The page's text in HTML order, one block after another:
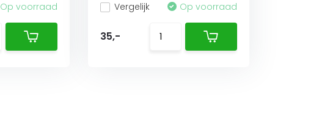
Op voorraad Vergelijk Op voorraad
35,-